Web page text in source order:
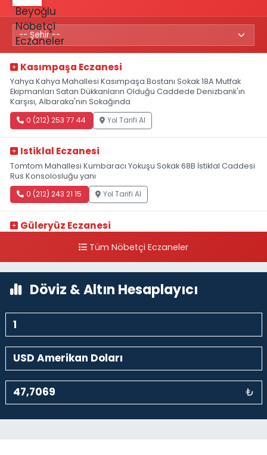
Kasımpaşa Eczanesi
Yahya Kahya Mahallesi Kasımpaşa Bostanı Sokak 18A Mutfak
Ekipmanları Satan Dükkanların Olduğu Caddede Denizbank'ın
Karşısı, Albaraka'nın Sokağında
0 (212) 253 77 44 Yol Tarifi Al
Istiklal Eczanesi
Tomtom Mahallesi Kumbaracı Yokuşu Sokak 68B İstiklal Caddesi
Rus Konsolosluğu yanı
0 (212) 243 21 15 Yol Tarifi Al
Güleryüz Eczanesi
kalaycıbahçe Meydana DoğruTüm Nöbetçi Eczaneler
Döviz & Altın Hesaplayıcı
₺